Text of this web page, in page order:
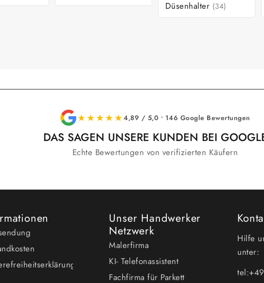
Düsenhalter (34)
★★★★★4,89 / 5,0 • 146 Google Bewertungen
DAS SAGEN UNSERE KUNDEN BEI
Echte Bewertungen von verifizierten Käufern
Unser Handwerker
Netzwerk
Malerfirma
KI- Telefonassistent
Fachfirma für Parkett
Hilfe
unter: